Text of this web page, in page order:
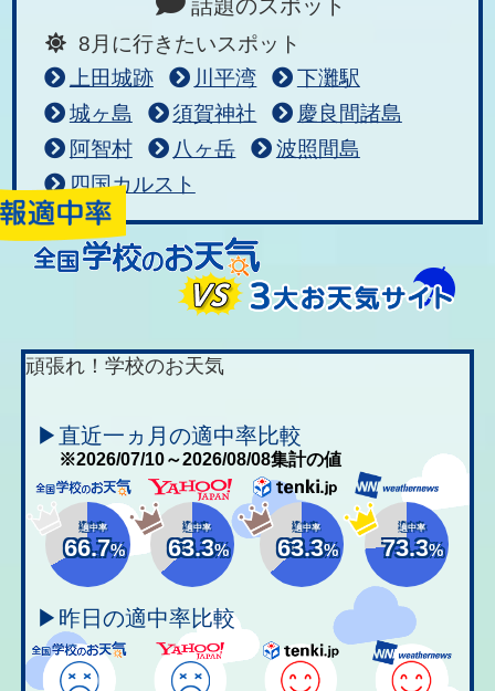
話題のスポット
8月に行きたいスポット
上田城跡
川平湾
下灘駅
城ヶ島
須賀神社
慶良間諸島
阿智村
八ヶ岳
波照間島
四国カルスト
頑張れ！学校のお天気
▶直近一ヵ月の適中率比較
※2026/07/10～2026/08/08集計の値
適中率
66.7%
適中率
63.3%
適中率
63.3%
適中率
73.3%
▶昨日の適中率比較